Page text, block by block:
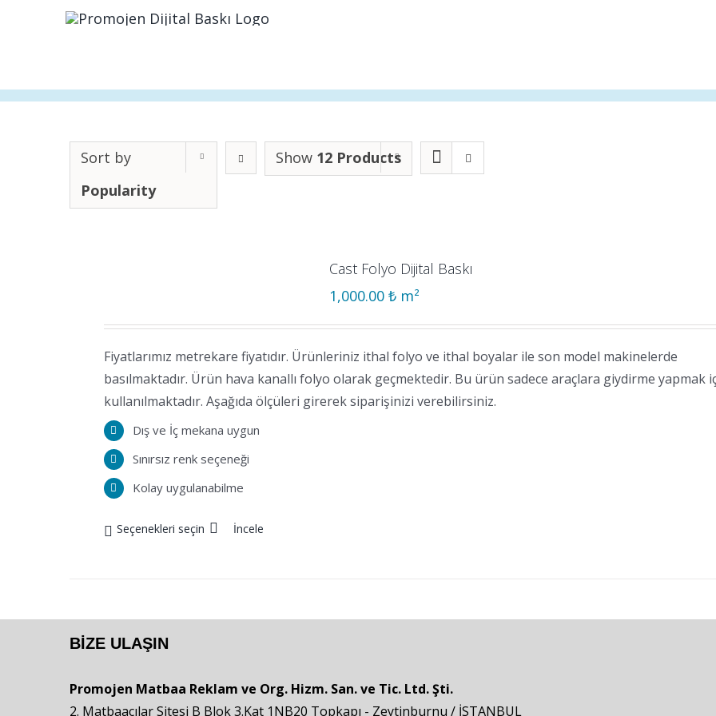
Sort by
Popularity
Show 12 Products
Cast Folyo Dijital Baskı
1,000.00₺ m²
Fiyatlarımız metrekare fiyatıdır. Ürünleriniz ithal folyo ve ithal boyalar ile son model makinelerde
basılmaktadır. Ürün hava kanallı folyo olarak geçmektedir. Bu ürün sadece araçlara giydirme yapmak
kullanılmaktadır. Aşağıda ölçüleri girerek siparişinizi verebilirsiniz.
Dış ve İç mekana uygun
Sınırsız renk seçeneği
Kolay uygulanabilme
Seçenekleri seçin İncele
BIZE ULAŞIN
Promojen Matbaa Reklam ve Org. Hizm. San. ve Tic. Ltd. Şti.
2. Matbaacılar Sitesi B Blok 3.Kat 1NB20 Topkapı - Zeytinburnu / İSTANBUL